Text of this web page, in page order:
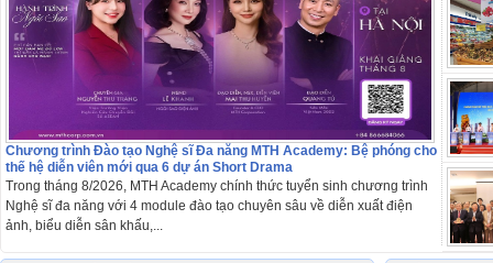
Chương trình Đào tạo Nghệ sĩ Đa năng MTH Academy: Bệ phóng cho
thế hệ diễn viên mới qua 6 dự án Short Drama
Trong tháng 8/2026, MTH Academy chính thức tuyển sinh chương trình
Nghệ sĩ đa năng với 4 module đào tạo chuyên sâu về diễn xuất điện
ảnh, biểu diễn sân khấu,...